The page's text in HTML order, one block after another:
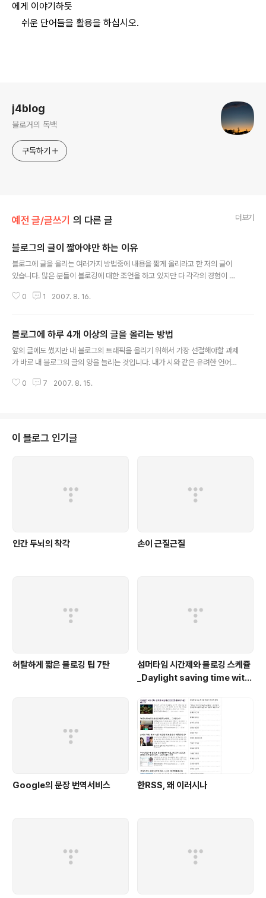
에게 이야기하듯
쉬운 단어들을 활용을 하십시오.
j4blog
블로거의 독백
구독하기
예전 글/글쓰기 의 다른 글 더보기
블로그의 글이 짧아야만 하는 이유
블로그에 글을 올리는 여러가지 방법중에 내용을 짧게 올리라고 한 저의 글이
있습니다. 많은 분들이 블로깅에 대한 조언을 하고 있지만 다 각각의 경험이 틀
리고 저의 경험에서 볼 때 전 짧은 글을 올리는 편에 서고 싶습니다. 짧은 글을
끼는 심정은 막막함입니다. 너무 미려한, 꾸며진, 잘 구성된 글을 쓰려고 하지마
십시오. 처음에는 몇 줄의 글로 시작하면서 점차 점차 늘려 나가길 바랍니다. 2.
하루에 많은 글을 올리기 위함이다. 다시금 이야기하지만 블로그의 트래픽을 올
0 1 2007. 8. 16.
블로그에 하루 4개 이상의 글을 올리는 방법
앞의 글에도 썼지만 내 블로그의 트래픽을 올리기 위해서 가장 선결해야할 과제
가 바로 내 블로그의 글의 양을 늘리는 것입니다. 내가 시와 같은 유려한 언어로
기 불가능한 것과 같은 이치입니다. 그럼 어떻게 하루 4개 이상의 글을 쓸 수 있
방법중의 하나입니다. 이것은 또한 방문자들의 편의를 위한 확실한 방법중의 하
나이기도 합니다. 우리는 인터넷에서 많은 곳을 다니면서 핵심적인 지식을 얻기
0 7 2007. 8. 15.
이 블로그 인기글
인간 두뇌의 착각 손이 근질근질
허탈하게 짧은 블로깅 팁 7탄
섬머타임 시간제와 블로깅 스케쥴
_Daylight saving time with
Google의 문장 번역서비스 한RSS, 왜 이러시나